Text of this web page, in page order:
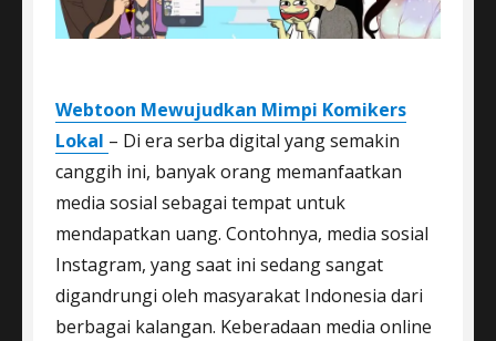
Webtoon Mewujudkan Mimpi Komikers
Lokal – Di era serba digital yang semakin
canggih ini, banyak orang memanfaatkan
media sosial sebagai tempat untuk
mendapatkan uang. Contohnya, media sosial
Instagram, yang saat ini sedang sangat
digandrungi oleh masyarakat Indonesia dari
berbagai kalangan. Keberadaan media online